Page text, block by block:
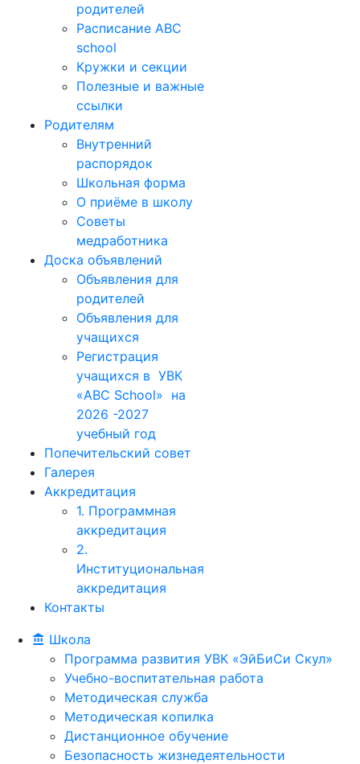
родителей
Расписание ABC
school
Кружки и секции
Полезные и важные
ссылки
Родителям
Внутренний
распорядок
Школьная форма
О приёме в школу
Советы
медработника
Доска объявлений
Объявления для
родителей
Объявления для
учащихся
Регистрация
учащихся в УВК
«ABC School» на
2026 -2027
учебный год
Попечительский совет
Галерея
Аккредитация
1. Программная
аккредитация
2.
Институциональная
аккредитация
Контакты
Школа
Программа развития УВК «ЭйБиСи Скул»
Учебно-воспитательная работа
Методическая служба
Методическая копилка
Дистанционное обучение
Безопасность жизнедеятельности